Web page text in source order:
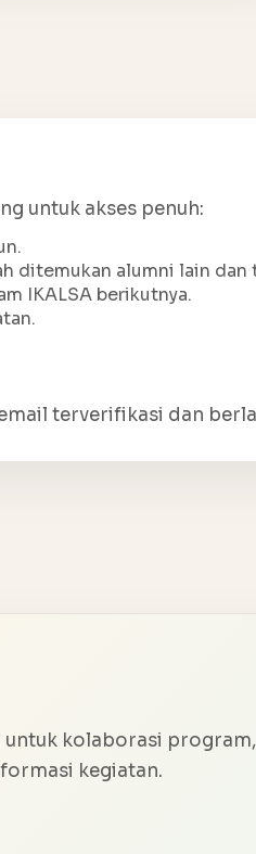
untuk akses penuh:
ditemukan alumni lain
IKALSA berikutnya.
terverifikasi dan
kolaborasi program,
kegiatan.